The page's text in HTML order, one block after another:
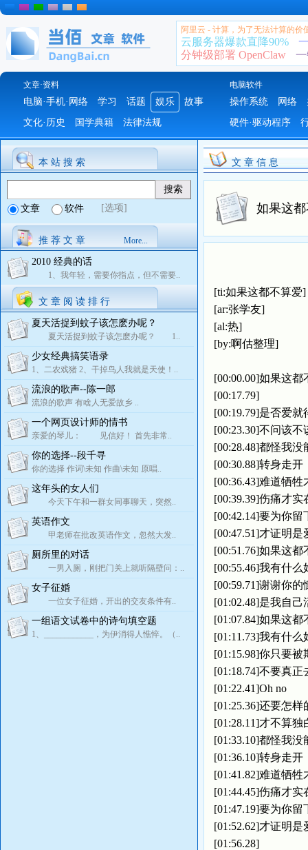
阿里云 - 计算，为了无法计算的价
云服务器爆款直降90%
分钟级部署 OpenClaw
文章·资料 电脑软件
电脑·手机·网络 学习 话题 娱乐
故事
文化·历史
国学典籍 法律法规
操作系统 网络
硬件·驱动程序
本 站 搜 索
文章 软件 [选项]
推 荐 文 章 More...
2010 经典的话
1、我年轻，需要你指点，但不需要..
文 章 阅 读 排 行
夏天活捉到蚊子该怎麽办呢？
夏天活捉到蚊子该怎麽办呢？ 1..
少女经典搞笑语录
1、二农戏猪 2、干掉鸟人我就是天使！..
流浪的歌声--陈一郎
流浪的歌声 有啥人无爱故乡 ..
一个网页设计师的情书
亲爱的琴儿： 见信好！ 首先非常..
你的选择--段千寻
你的选择 作词\未知 作曲\未知 原唱..
这年头的女人们
今天下午和一群女同事聊天，突然..
英语作文
甲老师在批改英语作文，忽然大发..
厕所里的对话
一男入厕，刚把门关上就听隔壁问：..
女子征婚
一位女子征婚，开出的交友条件有..
一组语文试卷中的诗句填空题
1、____________，为伊消得人憔悴。（..
文 章 信 息
如果这
[ti:如果这都不算爱]
[ar:张学友]
[al:热]
[by:啊估整理]
[00:00.00]如果这都
[00:17.79]
[00:19.79]是否爱就
[00:23.30]不问该不
[00:28.48]都怪我没
[00:30.88]转身走开
[00:36.43]难道牺牲
[00:39.39]伤痛才实
[00:42.14]要为你留
[00:47.51]才证明是
[00:51.76]如果这都
[00:55.46]我有什么
[00:59.71]谢谢你的
[01:02.48]是我自己
[01:07.84]如果这都
[01:11.73]我有什么
[01:15.98]你只要被
[01:18.74]不要真正
[01:22.41]Oh no
[01:25.36]还要怎样
[01:28.11]才不算独
[01:33.10]都怪我没
[01:36.10]转身走开
[01:41.82]难道牺牲
[01:44.45]伤痛才实
[01:47.19]要为你留
[01:52.62]才证明是
[01:56.28]